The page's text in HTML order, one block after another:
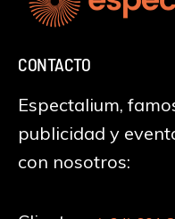
CONTACTO
Espectalium,
publicidad y
con nosotros: